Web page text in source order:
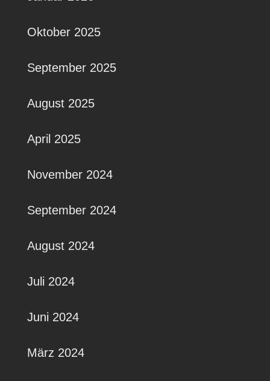
Oktober 2025
September 2025
August 2025
April 2025
November 2024
September 2024
August 2024
Juli 2024
Juni 2024
März 2024